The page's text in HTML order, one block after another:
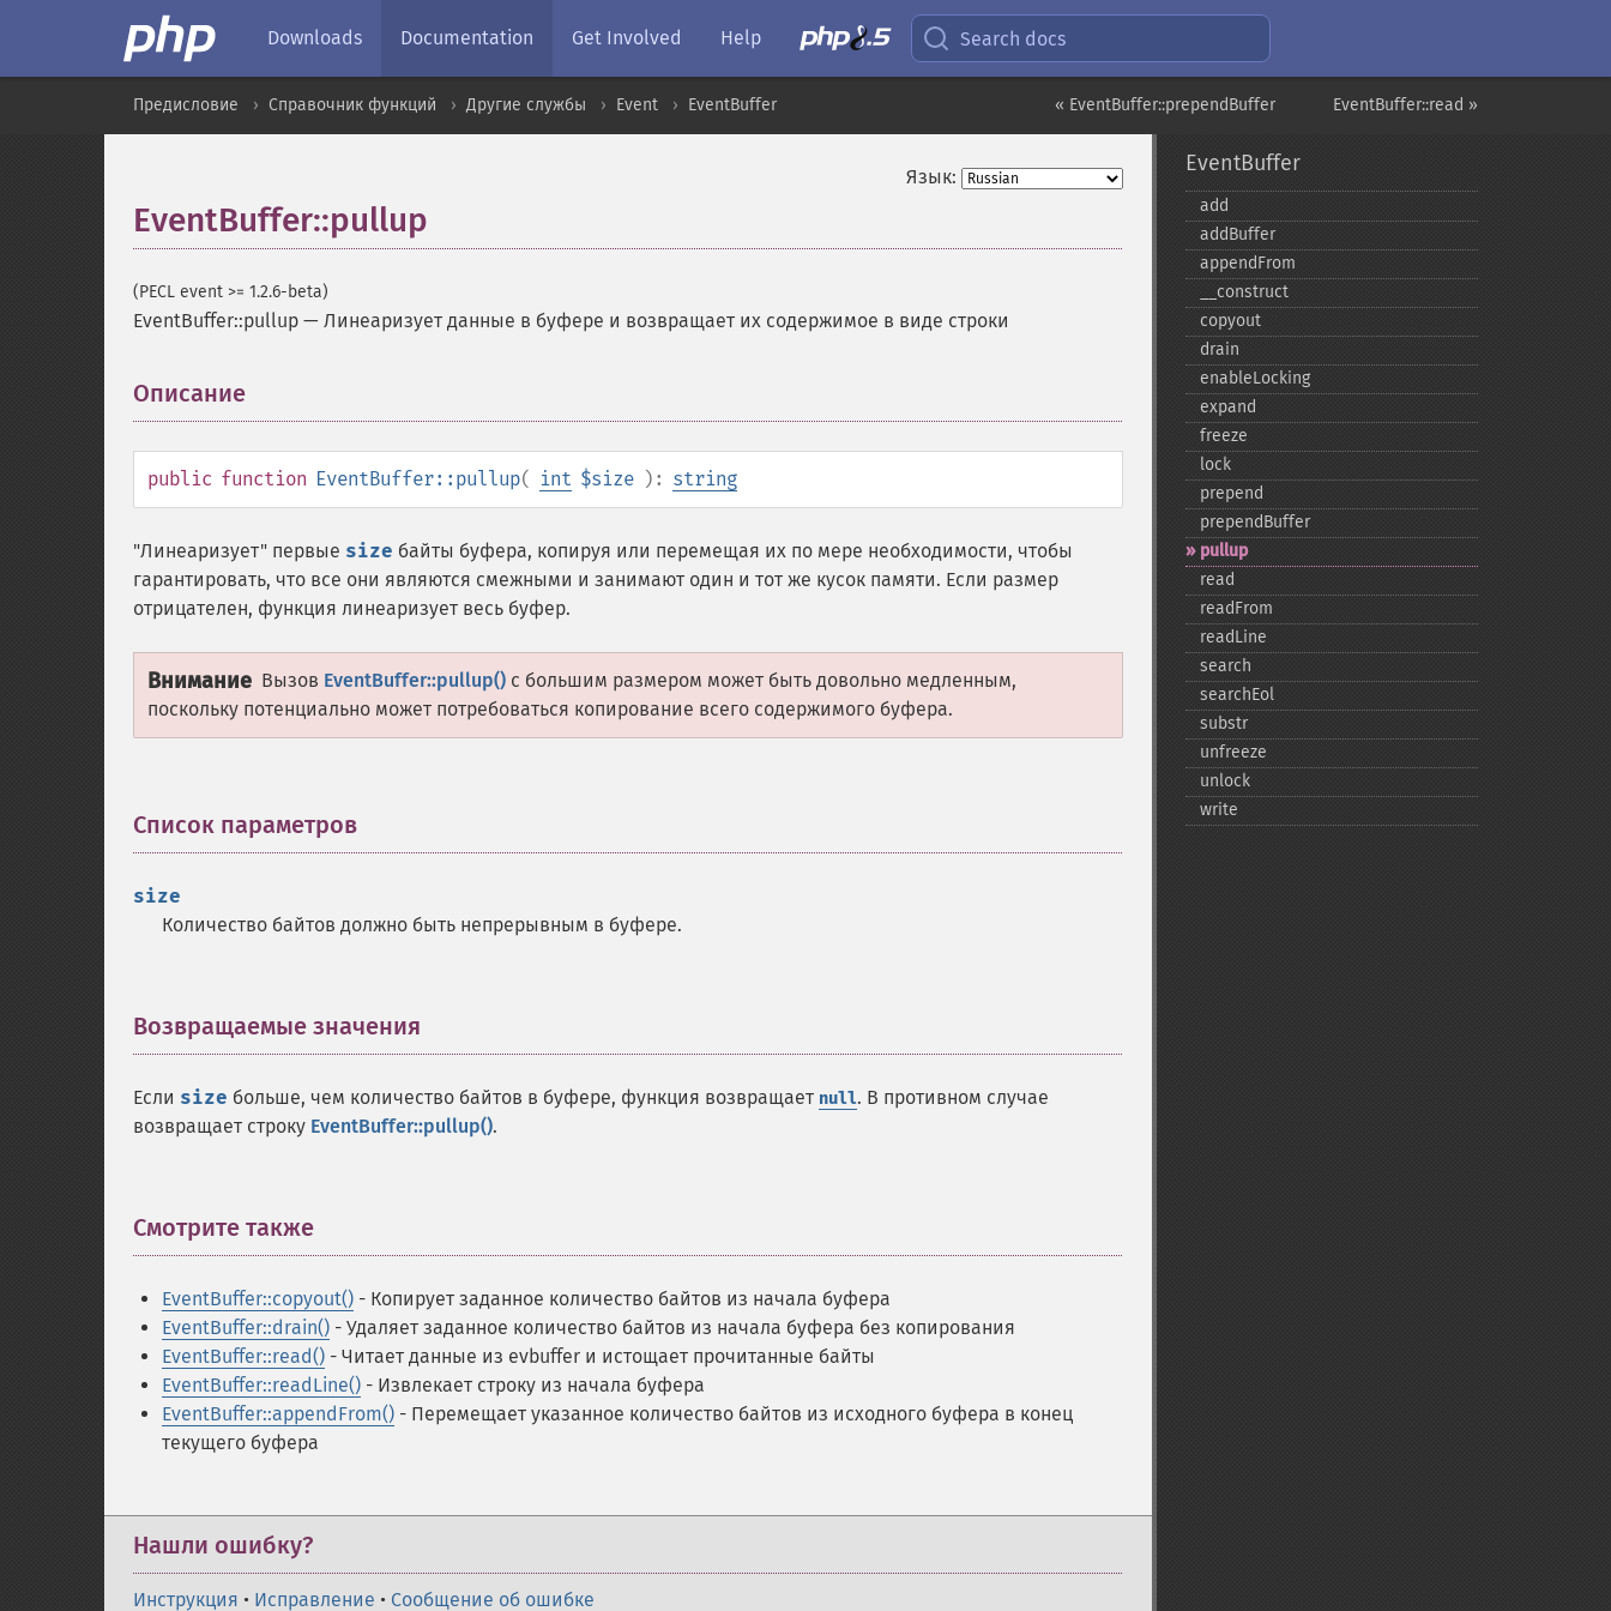
Downloads Documentation Get Involved Help Search docs
EventBuffer::read »
« EventBuffer::prependBuffer
Предисловие Справочник функций Другие службы Event EventBuffer
Язык:
EventBuffer::pullup
(PECL event >= 1.2.6-beta)
EventBuffer::pullup — Линеаризует данные в буфере и возвращает их содержимое в виде строки
Описание
public function EventBuffer::pullup( int $size ): string
"Линеаризует" первые size байты буфера, копируя или перемещая их по мере необходимости, чтобы
гарантировать, что все они являются смежными и занимают один и тот же кусок памяти. Если размер
отрицателен, функция линеаризует весь буфер.
Внимание Вызов EventBuffer::pullup() с большим размером может быть довольно медленным,
поскольку потенциально может потребоваться копирование всего содержимого буфера.
Список параметров
size
Количество байтов должно быть непрерывным в буфере.
Возвращаемые значения
Если size больше, чем количество байтов в буфере, функция возвращает null. В противном случае
возвращает строку EventBuffer::pullup().
Смотрите также
EventBuffer::copyout() - Копирует заданное количество байтов из начала буфера
EventBuffer::drain() - Удаляет заданное количество байтов из начала буфера без копирования
EventBuffer::read() - Читает данные из evbuffer и истощает прочитанные байты
EventBuffer::readLine() - Извлекает строку из начала буфера
EventBuffer::appendFrom() - Перемещает указанное количество байтов из исходного буфера в конец
текущего буфера
Нашли ошибку?
Инструкция • Исправление • Сообщение об ошибке
EventBuffer
add
addBuffer
appendFrom
_​_​construct
copyout
drain
enableLocking
expand
freeze
lock
prepend
prependBuffer
pullup
read
readFrom
readLine
search
searchEol
substr
unfreeze
unlock
write